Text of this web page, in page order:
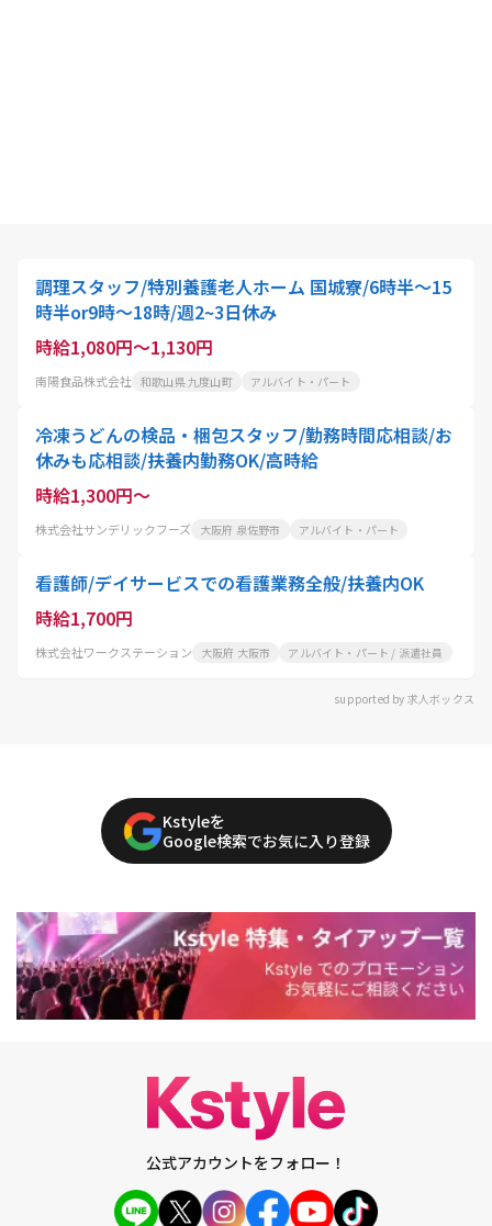
調理スタッフ/特別養護老人ホーム 国城寮/6時半～15
時半or9時～18時/週2~3日休み
時給1,080円～1,130円
南陽食品株式会社 和歌山県 九度山町 アルバイト・パート
冷凍うどんの検品・梱包スタッフ/勤務時間応相談/お
休みも応相談/扶養内勤務OK/高時給
時給1,300円～
株式会社サンデリックフーズ 大阪府 泉佐野市 アルバイト・パート
看護師/デイサービスでの看護業務全般/扶養内OK
時給1,700円
株式会社ワークステーション 大阪府 大阪市 アルバイト・パート / 派遣社員
supported by 求人ボックス
Kstyleを
Google検索でお気に入り登録
公式アカウントをフォロー！